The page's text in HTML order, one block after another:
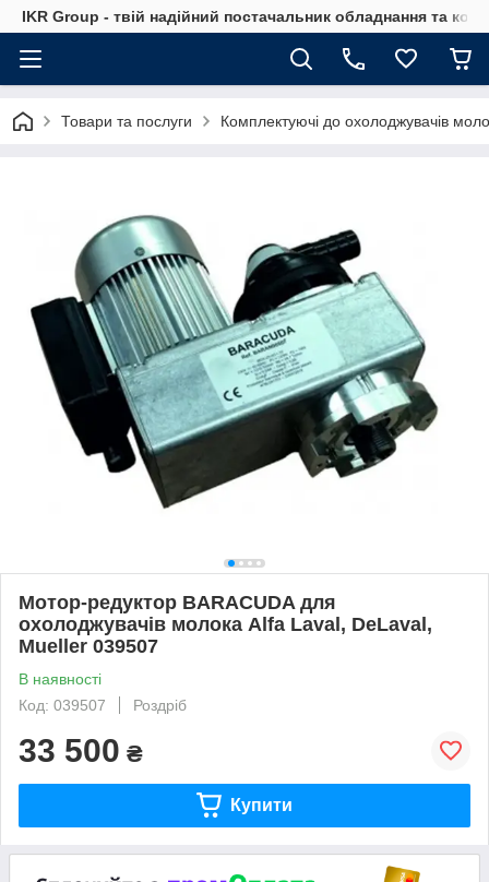
IKR Group - твій надійний постачальник обладнання та
Товари та послуги Комплектуючі до охолоджувачів
Мотор-редуктор BARACUDA для
охолоджувачів молока Alfa Laval, DeLaval,
Mueller 039507
В наявності
Код: 039507
Роздріб
33 500 ₴
Купити